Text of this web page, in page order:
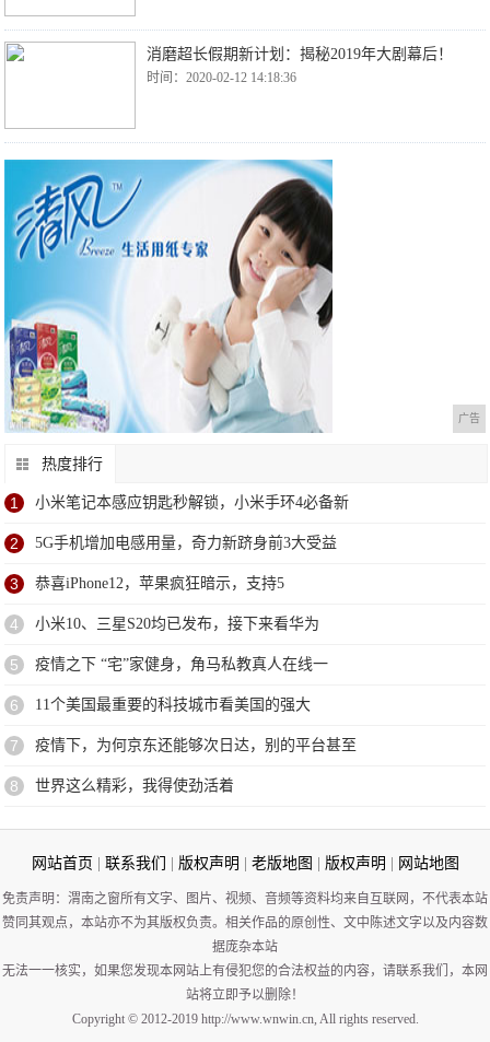
消磨超长假期新计划：揭秘2019年大剧幕后！
时间：2020-02-12 14:18:36
广告
热度排行
1 小米笔记本感应钥匙秒解锁，小米手环4必备新
2 5G手机增加电感用量，奇力新跻身前3大受益
3 恭喜iPhone12，苹果疯狂暗示，支持5
4 小米10、三星S20均已发布，接下来看华为
5 疫情之下 “宅”家健身，角马私教真人在线一
6 11个美国最重要的科技城市看美国的强大
7 疫情下，为何京东还能够次日达，别的平台甚至
8 世界这么精彩，我得使劲活着
网站首页 联系我们 版权声明 老版地图 版权声明 网站地图
免责声明：渭南之窗所有文字、图片、视频、音频等资料均来自互联网，不代表本站
赞同其观点，本站亦不为其版权负责。相关作品的原创性、文中陈述文字以及内容数
据庞杂本站
无法一一核实，如果您发现本网站上有侵犯您的合法权益的内容，请联系我们，本网
站将立即予以删除！
Copyright © 2012-2019 http://www.wnwin.cn, All rights reserved.